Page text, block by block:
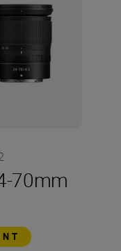
70mm